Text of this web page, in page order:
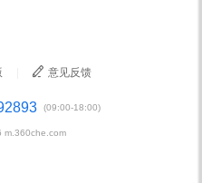
意见反馈
(09:00-18:00)
m.360che.com